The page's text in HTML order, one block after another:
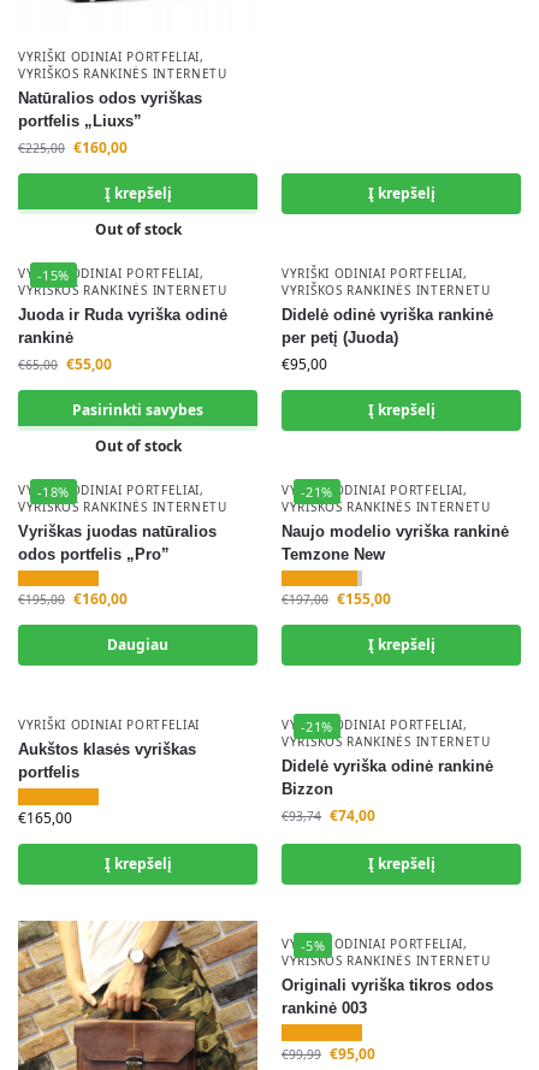
VYRIŠKI ODINIAI PORTFELIAI,
VYRIŠKOS RANKINĖS INTERNETU
Natūralios odos vyriškas
portfelis „Liuxs”
€225,00 €160,00
Į krepšelį Į krepšelį
-15%
Out of stock
VYRIŠKI ODINIAI PORTFELIAI,
VYRIŠKOS RANKINĖS INTERNETU
Juoda ir Ruda vyriška odinė
rankinė
€65,00 €55,00
Pasirinkti savybes
VYRIŠKI ODINIAI PORTFELIAI,
VYRIŠKOS RANKINĖS INTERNETU
Didelė odinė vyriška rankinė
per petį (Juoda)
€95,00
Į krepšelį
-18%
Out of stock
VYRIŠKI ODINIAI PORTFELIAI,
VYRIŠKOS RANKINĖS INTERNETU
Vyriškas juodas natūralios
odos portfelis „Pro”
€195,00 €160,00
Daugiau
-21%
VYRIŠKI ODINIAI PORTFELIAI,
VYRIŠKOS RANKINĖS INTERNETU
Naujo modelio vyriška rankinė
Temzone New
€197,00 €155,00
Į krepšelį
VYRIŠKI ODINIAI PORTFELIAI
Aukštos klasės vyriškas
portfelis
€165,00
Į krepšelį
-21%
VYRIŠKI ODINIAI PORTFELIAI,
VYRIŠKOS RANKINĖS INTERNETU
Didelė vyriška odinė rankinė
Bizzon
€93,74 €74,00
Į krepšelį
-5%
VYRIŠKI ODINIAI PORTFELIAI,
VYRIŠKOS RANKINĖS INTERNETU
Originali vyriška tikros odos
rankinė 003
€99,99 €95,00